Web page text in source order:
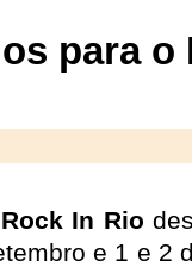
para o
Rock In Rio
e 1 e 2